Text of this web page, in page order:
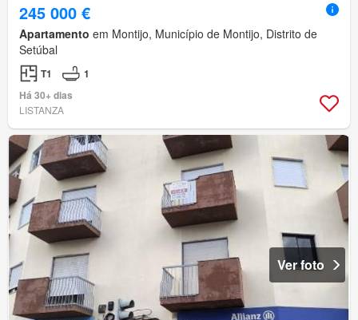
245 000 €
Apartamento em Montijo, Município de Montijo, Distrito de
Setúbal
T1
1
Há 30+ dias
LISTANZA
Ver foto